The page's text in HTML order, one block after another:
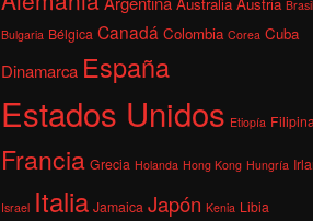
Brasil
Bulgaria Bélgica Canadá Colombia Corea Cuba
Dinamarca España
Estados Unidos Etiopía
Francia Grecia Holanda Hong Kong Hungría
Israel Italia Jamaica Japón Kenia Libia